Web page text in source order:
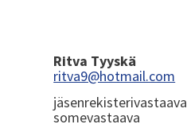
Ritva Tyyskä
ritva9@hotmail.com
jäsenrekisterivastaava
somevastaava